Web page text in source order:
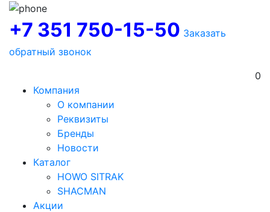
+7 351 750-15-50 Заказать
обратный звонок
0
Компания
О компании
Реквизиты
Бренды
Новости
Каталог
HOWO SITRAK
SHACMAN
Акции